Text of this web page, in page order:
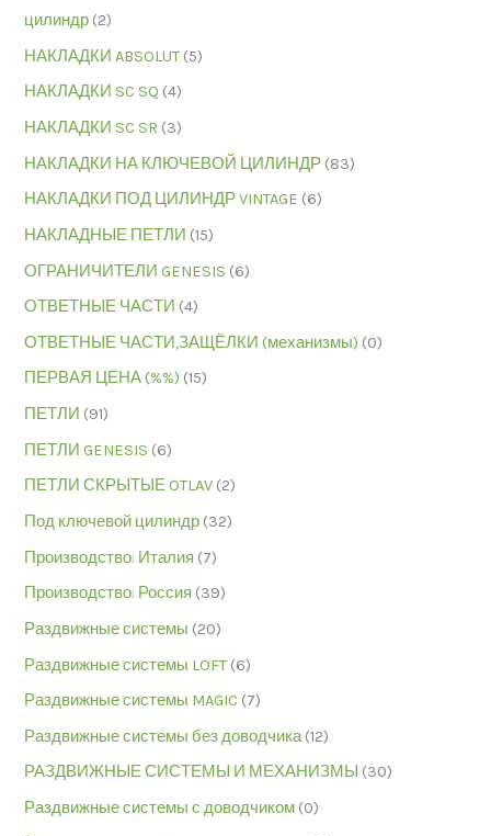
цилиндр (2)
НАКЛАДКИ ABSOLUT (5)
НАКЛАДКИ SC SQ (4)
НАКЛАДКИ SC SR (3)
НАКЛАДКИ НА КЛЮЧЕВОЙ ЦИЛИНДР (83)
НАКЛАДКИ ПОД ЦИЛИНДР VINTAGE (6)
НАКЛАДНЫЕ ПЕТЛИ (15)
ОГРАНИЧИТЕЛИ GENESIS (6)
ОТВЕТНЫЕ ЧАСТИ (4)
ОТВЕТНЫЕ ЧАСТИ,ЗАЩЁЛКИ (механизмы) (0)
ПЕРВАЯ ЦЕНА (%%) (15)
ПЕТЛИ (91)
ПЕТЛИ GENESIS (6)
ПЕТЛИ СКРЫТЫЕ OTLAV (2)
Под ключевой цилиндр (32)
Производство: Италия (7)
Производство: Россия (39)
Раздвижные системы (20)
Раздвижные системы LOFT (6)
Раздвижные системы MAGIC (7)
Раздвижные системы без доводчика (12)
РАЗДВИЖНЫЕ СИСТЕМЫ И МЕХАНИЗМЫ (30)
Раздвижные системы с доводчиком (0)